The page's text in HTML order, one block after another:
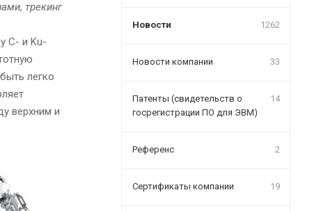
трекинг
C- и Ku-
легко
верхним и
Новости 1262
Новости компании 33
Патенты (свидетельств о
госрегистрации ПО для ЭВМ)
14
Референс 2
Сертификаты компании 19